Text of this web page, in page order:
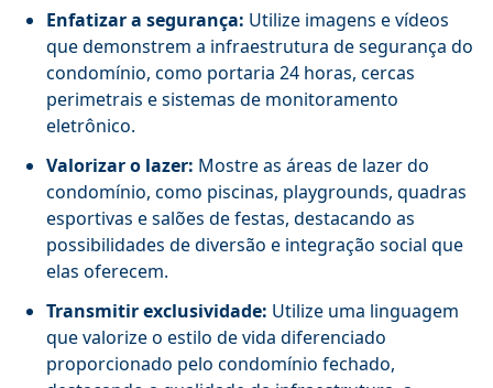
Enfatizar a segurança: Utilize imagens e vídeos
que demonstrem a infraestrutura de segurança do
condomínio, como portaria 24 horas, cercas
perimetrais e sistemas de monitoramento
eletrônico.
Valorizar o lazer: Mostre as áreas de lazer do
condomínio, como piscinas, playgrounds, quadras
esportivas e salões de festas, destacando as
possibilidades de diversão e integração social que
elas oferecem.
Transmitir exclusividade: Utilize uma linguagem
que valorize o estilo de vida diferenciado
proporcionado pelo condomínio fechado,